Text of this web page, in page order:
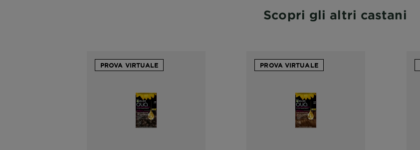
Scopri gli altri castani
PROVA VIRTUALE PROVA VIRTUALE